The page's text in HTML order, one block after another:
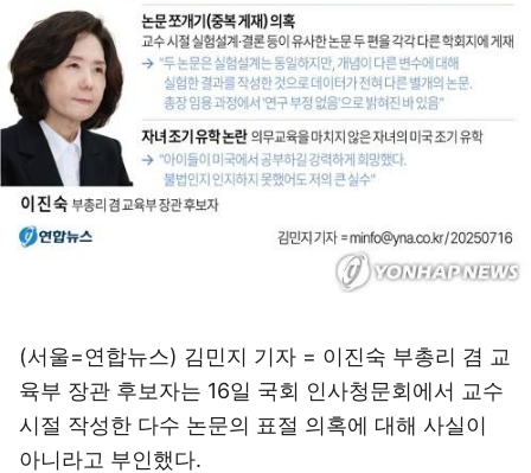
(서울=연합뉴스) 김민지 기자 = 이진숙 부총리 겸 교
육부 장관 후보자는 16일 국회 인사청문회에서 교수
시절 작성한 다수 논문의 표절 의혹에 대해 사실이
아니라고 부인했다.